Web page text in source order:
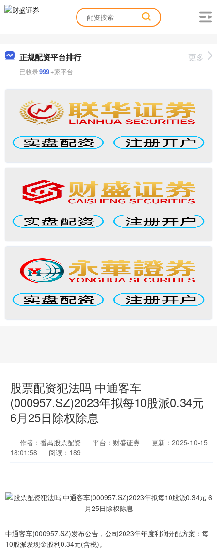
正规配资平台排行
已收录999+家平台
更多
股票配资犯法吗 中通客车
(000957.SZ)2023年拟每10股派0.34元
6月25日除权除息
作者：番禺股票配资 平台：财盛证券
更新：2025-10-15
18:01:58
阅读：189
中通客车(000957.SZ)发布公告，公司2023年年度利润分配方案：每
10股派发现金股利0.34元(含税)。